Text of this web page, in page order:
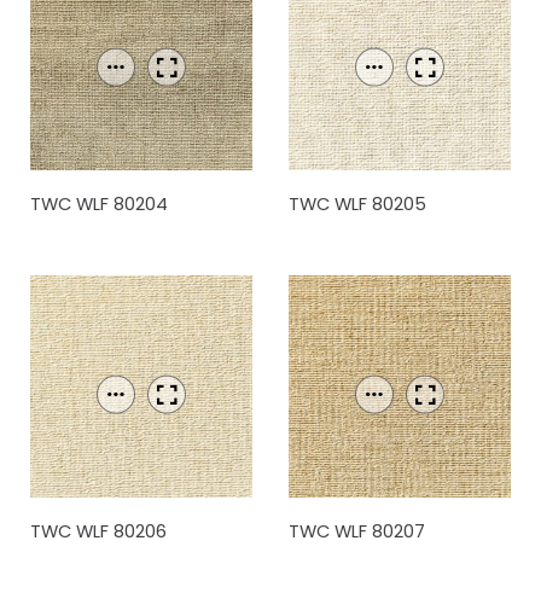
TWC WLF 80204 TWC WLF 80205
TWC WLF 80206 TWC WLF 80207